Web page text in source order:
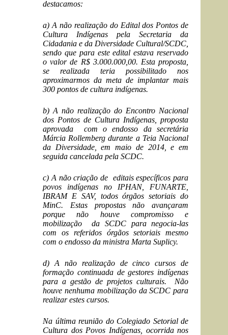
destacamos:
a) A não realização do Edital dos Pontos de
Cultura Indígenas pela Secretaria da
Cidadania e da Diversidade Cultural/SCDC,
sendo que para este edital estava reservado
o valor de R$ 3.000.000,00. Esta proposta,
se realizada teria possibilitado nos
aproximarmos da meta de implantar mais
300 pontos de cultura indígenas.
b) A não realização do Encontro Nacional
dos Pontos de Cultura Indígenas, proposta
aprovada com o endosso da secretária
Márcia Rollemberg durante a Teia Nacional
da Diversidade, em maio de 2014, e em
seguida cancelada pela SCDC.
c) A não criação de editais específicos para
povos indígenas no IPHAN, FUNARTE,
IBRAM E SAV, todos órgãos setoriais do
MinC. Estas propostas não avançaram
porque não houve compromisso e
mobilização da SCDC para negocia-las
com os referidos órgãos setoriais mesmo
com o endosso da ministra Marta Suplicy.
d) A não realização de cinco cursos de
formação continuada de gestores indígenas
para a gestão de projetos culturais. Não
houve nenhuma mobilização da SCDC para
realizar estes cursos.
Na última reunião do Colegiado Setorial de
Cultura dos Povos Indígenas, ocorrida nos